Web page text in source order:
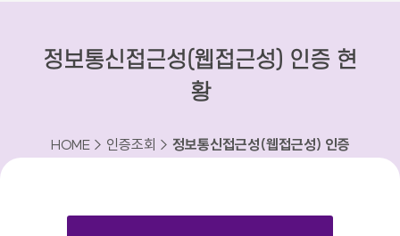
정보통신접근성(웹접근성) 인증 현
황
HOME > 인증조회 > 정보통신접근성(웹접근성) 인증